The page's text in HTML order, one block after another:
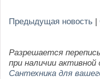
Предыдущая новость |
Разрешается
при наличии активной
Сантехника для